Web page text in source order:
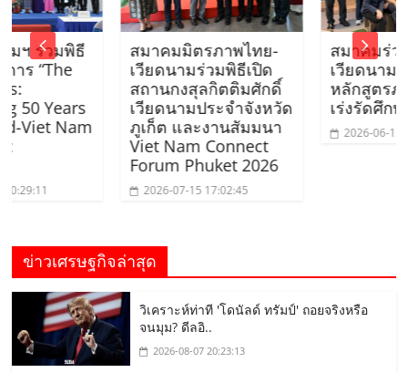
พิธี
สมาคมมิตรภาพไทย-
เวียดนามร่วมพิธีเปิด
สถานกงสุลกิตติมศักดิ์
เวียดนามประจำจังหวัด
ภูเก็ต และงานสัมมนา
Viet Nam Connect
Forum Phuket 2026
2026-07-15 17:02:45
สมาคมร่วมนำนัก
เวียดนามโครงกา
หลักสูตรภาษาอัง
เร่งรัดศึกษาดูงาน
2026-06-12 19:12:38
ข่าวเศรษฐกิจล่าสุด
วิเคราะห์ท่าที 'โดนัลด์ ทรัมป์' ถอยจริงหรือ
จนมุม? ดีลอิ..
2026-08-07 20:23:13